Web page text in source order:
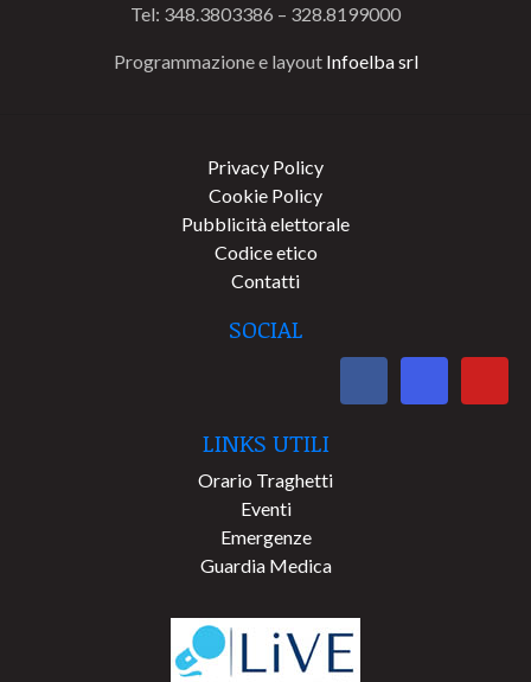
Tel: 348.3803386 – 328.8199000
Programmazione e layout Infoelba srl
Privacy Policy
Cookie Policy
Pubblicità elettorale
Codice etico
Contatti
SOCIAL
LINKS UTILI
Orario Traghetti
Eventi
Emergenze
Guardia Medica